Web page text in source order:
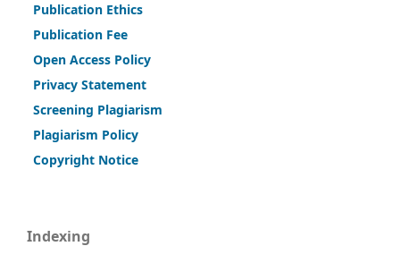
Publication Ethics
Publication Fee
Open Access Policy
Privacy Statement
Screening Plagiarism
Plagiarism Policy
Copyright Notice
Indexing